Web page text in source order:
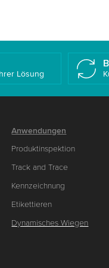
Lösung
Anwendungen
Produktinspektion
Track and Trace
Kennzeichnung
Etikettieren
Dynamisches Wiegen